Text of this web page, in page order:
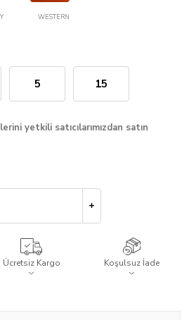
WESTERN
5 15
yetkili satıcılarımızdan satın
Ücretsiz Kargo Koşulsuz İade